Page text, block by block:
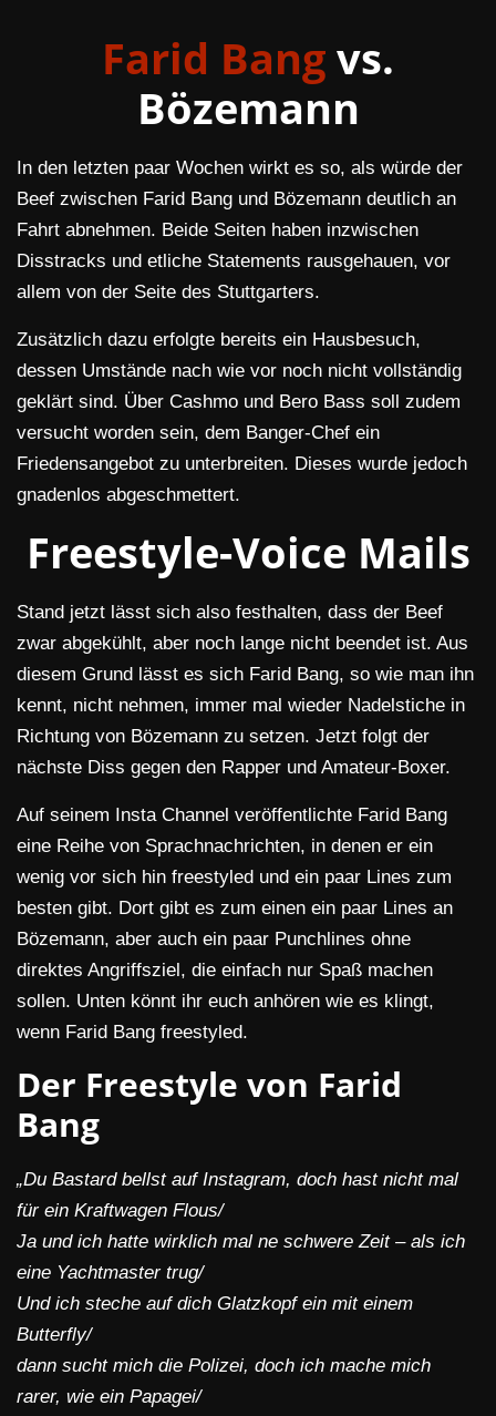
Farid Bangvs.
Bözemann
In den letzten paar Wochen wirkt es so, als würde der
Beef zwischen Farid Bang und Bözemann deutlich an
Fahrt abnehmen. Beide Seiten haben inzwischen
Disstracks und etliche Statements rausgehauen, vor
allem von der Seite des Stuttgarters.
Zusätzlich dazu erfolgte bereits ein Hausbesuch,
dessen Umstände nach wie vor noch nicht vollständig
geklärt sind. Über Cashmo und Bero Bass soll zudem
versucht worden sein, dem Banger-Chef ein
Friedensangebot zu unterbreiten. Dieses wurde jedoch
gnadenlos abgeschmettert.
Freestyle-Voice Mails
Stand jetzt lässt sich also festhalten, dass der Beef
zwar abgekühlt, aber noch lange nicht beendet ist. Aus
diesem Grund lässt es sich Farid Bang, so wie man ihn
kennt, nicht nehmen, immer mal wieder Nadelstiche in
Richtung von Bözemann zu setzen. Jetzt folgt der
nächste Diss gegen den Rapper und Amateur-Boxer.
Auf seinem Insta Channel veröffentlichte Farid Bang
eine Reihe von Sprachnachrichten, in denen er ein
wenig vor sich hin freestyled und ein paar Lines zum
besten gibt. Dort gibt es zum einen ein paar Lines an
Bözemann, aber auch ein paar Punchlines ohne
direktes Angriffsziel, die einfach nur Spaß machen
sollen. Unten könnt ihr euch anhören wie es klingt,
wenn Farid Bang freestyled.
Der Freestyle von Farid
Bang
„Du Bastard bellst auf Instagram, doch hast nicht mal
für ein Kraftwagen Flous/
Ja und ich hatte wirklich mal ne schwere Zeit – als ich
eine Yachtmaster trug/
Und ich steche auf dich Glatzkopf ein mit einem
Butterfly/
dann sucht mich die Polizei, doch ich mache mich
rarer, wie ein Papagei/